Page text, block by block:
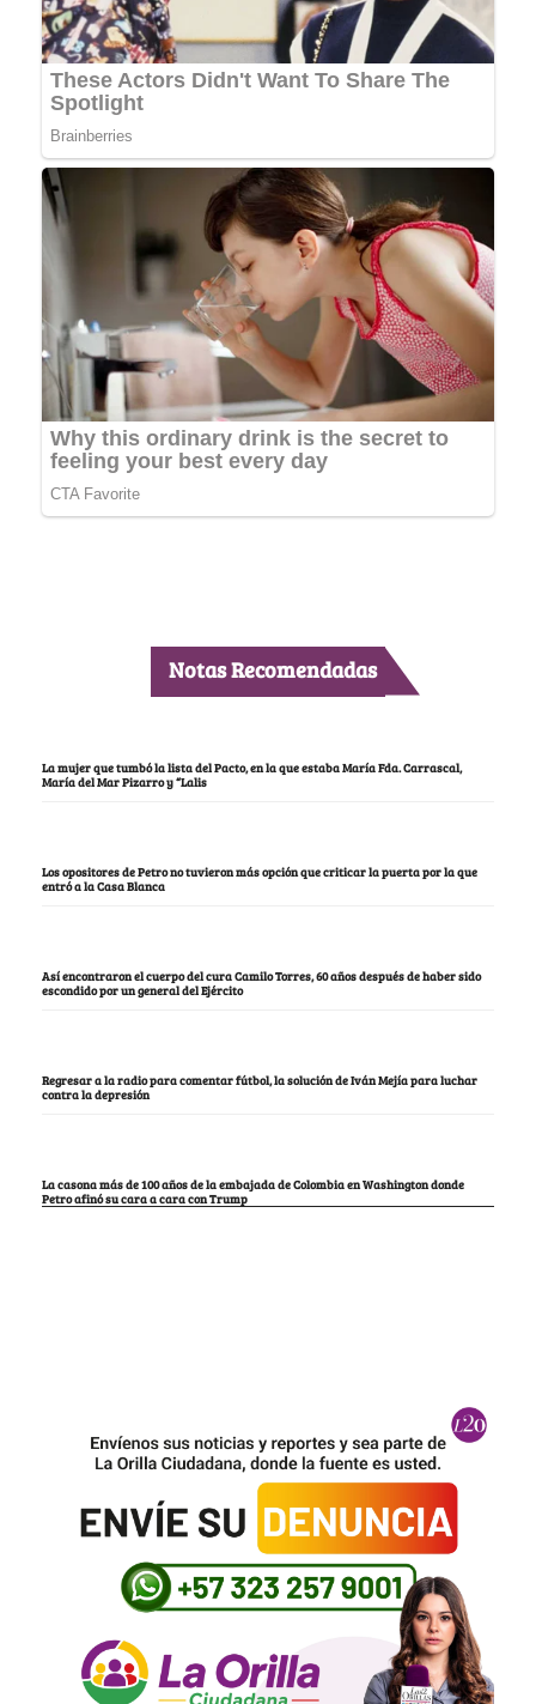
Notas Recomendadas
La mujer que tumbó la lista del Pacto, en la que estaba María Fda. Carrascal,
María del Mar Pizarro y “Lalis
Los opositores de Petro no tuvieron más opción que criticar la puerta por la que
entró a la Casa Blanca
Así encontraron el cuerpo del cura Camilo Torres, 60 años después de haber sido
escondido por un general del Ejército
Regresar a la radio para comentar fútbol, la solución de Iván Mejía para luchar
contra la depresión
La casona más de 100 años de la embajada de Colombia en Washington donde
Petro afinó su cara a cara con Trump